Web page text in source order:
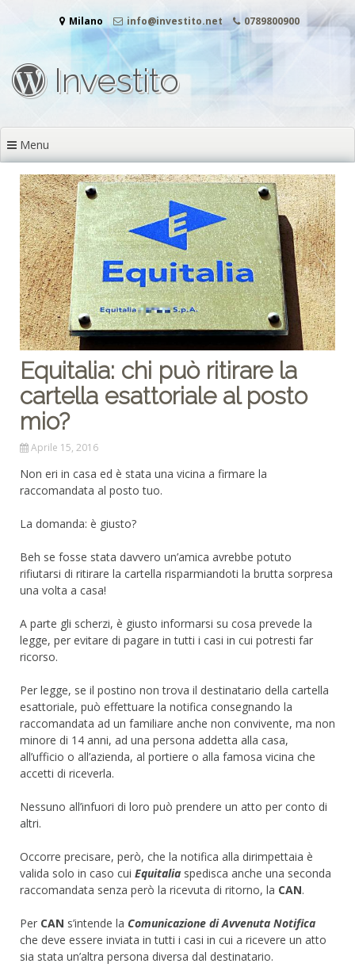
Milano info@investito.net 0789800900
Investito
Menu
Equitalia: chi può ritirare la
cartella esattoriale al posto
mio?
Aprile 15, 2016
Non eri in casa ed è stata una vicina a firmare la
raccomandata al posto tuo.
La domanda: è giusto?
Beh se fosse stata davvero un’amica avrebbe potuto
rifiutarsi di ritirare la cartella risparmiandoti la brutta sorpresa
una volta a casa!
A parte gli scherzi, è giusto informarsi su cosa prevede la
legge, per evitare di pagare in tutti i casi in cui potresti far
ricorso.
Per legge, se il postino non trova il destinatario della cartella
esattoriale, può effettuare la notifica consegnando la
raccomandata ad un familiare anche non convivente, ma non
minore di 14 anni, ad una persona addetta alla casa,
all’ufficio o all’azienda, al portiere o alla famosa vicina che
accetti di riceverla.
Nessuno all’infuori di loro può prendere un atto per conto di
altri.
Occorre precisare, però, che la notifica alla dirimpettaia è
valida solo in caso cui Equitalia spedisca anche una seconda
raccomandata senza però la ricevuta di ritorno, la CAN.
Per CAN s’intende la Comunicazione di Avvenuta Notifica
che deve essere inviata in tutti i casi in cui a ricevere un atto
sia stata un’altra persona diversa dal destinatario.